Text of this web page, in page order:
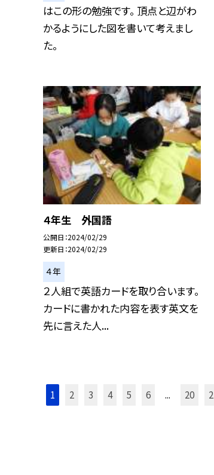
はこの形の勉強です。 頂点と辺がわ
かるようにした図を書いて考えまし
た。
４年生 外国語
公開日 2024/02/29
更新日 2024/02/29
４年
２人組で英語カードを取り合います。
カードに書かれた内容を表す英文を
先に言えた人...
1 2 3 4 5 6 ... 20